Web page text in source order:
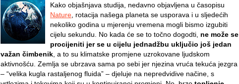
Kako objašnjava studija, nedavno objavljena u časopisu
Nature , rotacija našega planeta se usporava i u sljedećih
nekoliko godina u mjerenju vremena mogli bismo izgubiti
cijelu sekundu. No kada će se to točno dogodti, ne može se
procijeniti jer se u cijelu jednadžbu uključio još jedan
važan čimbenik , a to su klimatske promjene uzrokovane ljudskom
aktivnošću. Zemlja se ubrzava sama po sebi jer njezina vruća tekuća jezgra
– “velika kugla rastaljenog fluida” – djeluje na nepredvidive načine, s